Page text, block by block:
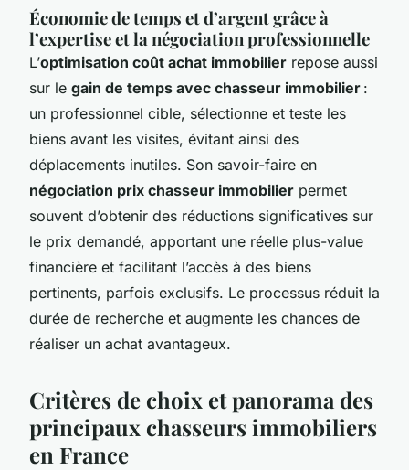
Économie de temps et d’argent grâce à
l’expertise et la négociation professionnelle
L’optimisation coût achat immobilier repose aussi
sur le gain de temps avec chasseur immobilier :
un professionnel cible, sélectionne et teste les
biens avant les visites, évitant ainsi des
déplacements inutiles. Son savoir-faire en
négociation prix chasseur immobilier permet
souvent d’obtenir des réductions significatives sur
le prix demandé, apportant une réelle plus-value
financière et facilitant l’accès à des biens
pertinents, parfois exclusifs. Le processus réduit la
durée de recherche et augmente les chances de
réaliser un achat avantageux.
Critères de choix et panorama des
principaux chasseurs immobiliers
en France